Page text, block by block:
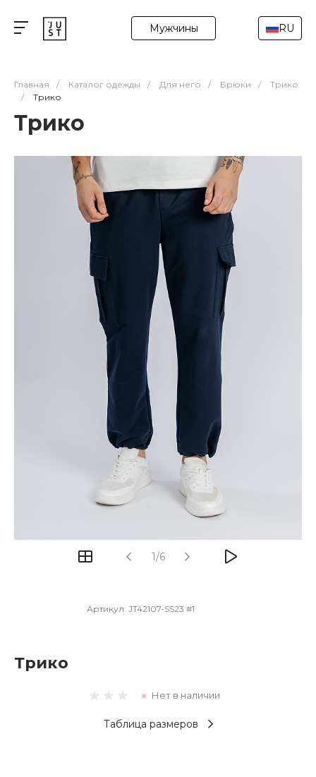
Мужчины RU
Главная / Каталог одежды / Для него / Брюки /
Трико
/
Трико
Трико
1/6
Артикул: JT42107-SS23 #1
Трико
Нет в наличии
Таблица размеров